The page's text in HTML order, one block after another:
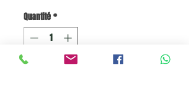
Quantité*